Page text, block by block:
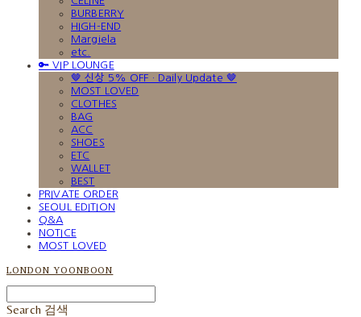
BURBERRY
HIGH-END
Margiela
etc.
🔑 VIP LOUNGE
🤎 신상 5% OFF · Daily Update 🤎
MOST LOVED
CLOTHES
BAG
ACC
SHOES
ETC
WALLET
BEST
PRIVATE ORDER
SEOUL EDITION
Q&A
NOTICE
MOST LOVED
LONDON YOONBOON
Search 검색